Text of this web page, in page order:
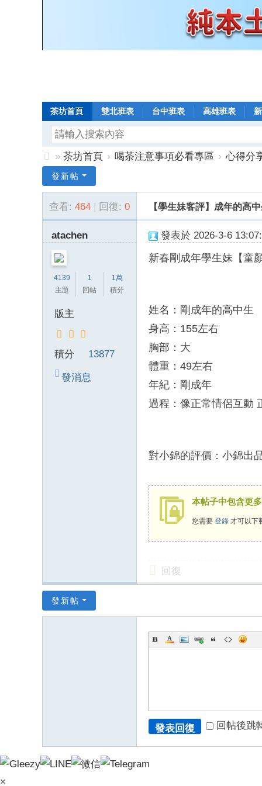
茶坊首頁 雙北班表 台中班表 高雄班表
年
老
口
碑
66
» 茶坊首頁 › 喝茶注意事項必看專區 › 心得分
發新帖
查看: 464 | 回復: 0 【學生妹客評】成年的高
atachen
4139
主題
1
回帖
1萬
積分
版主
積分 13877
發消息
發表於 2026-3-6
新春剛成年學生妹【童
姓名：剛成年的高中生
身高：155左右
胸部：大
體重：49左右
年紀：剛成年
過程：像正常情侶互動
對小錦的評價：小錦出
本帖子中包含更
您需要 登錄 才可以下
回復
發新帖
發表回復 回帖後跳
×